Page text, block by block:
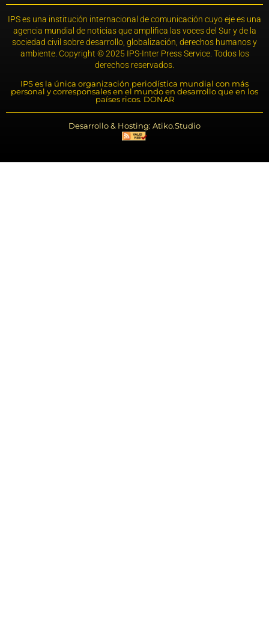
IPS es una institución internacional de comunicación cuyo eje es una
agencia mundial de noticias que amplifica las voces del Sur y de la
sociedad civil sobre desarrollo, globalización, derechos humanos y
ambiente. Copyright © 2025 IPS-Inter Press Service. Todos los
derechos reservados.
IPS es la única organización periodística mundial con más
personal y corresponsales en el mundo en desarrollo que en los
países ricos. DONAR
Desarrollo & Hosting: Atiko.Studio